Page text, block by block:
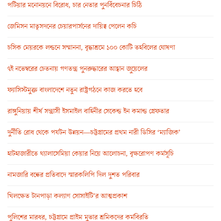
পটিয়ার মনোনয়নে বিরোধ, চার নেতার পুনর্বিবেচনার চিঠি
জেমিসন মাতৃসদনের চেয়ারপার্সনের দায়িত্ব পেলেন কচি
চসিক মেয়রকে লন্ডনে সম্মাননা, বৃদ্ধাশ্রমে ১০০ কোটি তহবিলের ঘোষণা
৭ই নভেম্বরের চেতনায় গণতন্ত্র পুনরুদ্ধারের আহ্বান জুয়েলের
ফ্যাসিস্টমুক্ত বাংলাদেশে নতুন রাষ্ট্রগঠনে কাজ করতে হবে
রাঙ্গুনিয়ায় শীর্ষ সন্ত্রাসী ইসমাইল বাহিনীর সেকেন্ড ইন কমান্ড গ্রেফতার
দুর্নীতি রোধ থেকে পর্যটন উন্নয়ন—চট্টগ্রামের প্রথম নারী ডিসির ‘ম্যাজিক’
হাটহাজারীতে থ্যালাসেমিয়া কেয়ার নিয়ে আলোচনা, বৃক্ষরোপণ কর্মসূচি
নামজারি বন্ধের প্রতিবাদে স্মারকলিপি দিল দুশত পরিবার
খিলক্ষেত টানপাড়া কল্যাণ সোসাইটি’র আত্মপ্রকাশ
পুলিশের মারধর, চট্টগ্রামে প্রাইম মুভার শ্রমিকদের কর্মবিরতি